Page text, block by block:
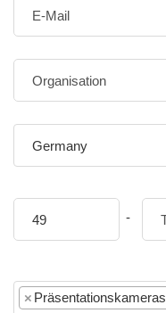
Germany
-
× Präsentationskameras